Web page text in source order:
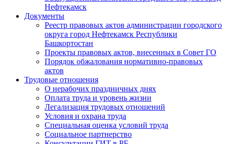
Нефтекамск
Документы
Реестр правовых актов администрации городского
округа город Нефтекамск Республики
Башкортостан
Проекты правовых актов, внесенных в Совет ГО
Порядок обжалования нормативно-правовых
актов
Трудовые отношения
О нерабочих праздничных днях
Оплата труда и уровень жизни
Легализация трудовых отношений
Условия и охрана труда
Специальная оценка условий труда
Социальное партнерство